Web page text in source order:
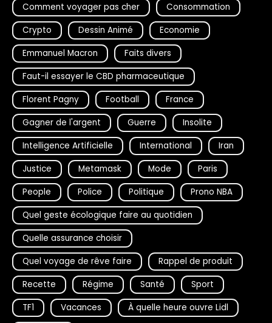
Comment voyager pas cher
Consommation
Crypto
Dessin Animé
Economie
Emmanuel Macron
Faits divers
Faut-il essayer le CBD pharmaceutique
Florent Pagny
Football
France
Gagner de l'argent
Guerre
Insolite
Intelligence Artificielle
International
Iran
Justice
Metamask Mode
Paris
People
Police Politique
Prono NBA
Quel geste écologique faire au quotidien
Quelle assurance choisir
Quel voyage de rêve faire
Rappel de produit
Recette
Régime Santé
Sport
TF1
Vacances À quelle heure ouvre Lidl